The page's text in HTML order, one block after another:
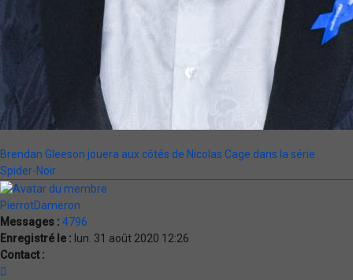
Brendan Gleeson jouera aux côtés de Nicolas Cage dans la série
Spider-Noir
PierrotDameron
Messages : 4796
Enregistré le : lun. 31 août 2020 12:26
Contact :